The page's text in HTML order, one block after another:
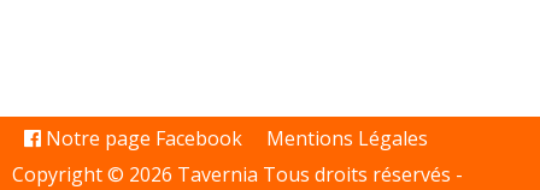
Notre page Facebook
Mentions Légales
Copyright © 2026 Tavernia Tous droits réservés -